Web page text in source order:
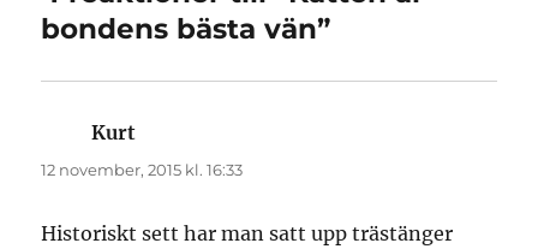
bondens bästa vän”
Kurt
12 november, 2015 kl. 16:33
Historiskt sett har man satt upp trästänger